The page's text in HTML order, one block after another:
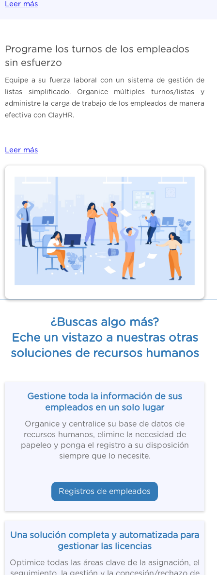
Leer más
Programe los turnos de los empleados
sin esfuerzo
Equipe a su fuerza laboral con un sistema de gestión de
listas simplificado. Organice múltiples turnos/listas y
administre la carga de trabajo de los empleados de manera
efectiva con ClayHR.
Leer más
¿Buscas algo más?
Eche un vistazo a nuestras otras
soluciones de recursos humanos
Gestione toda la información de sus
empleados en un solo lugar
Organice y centralice su base de datos de
recursos humanos, elimine la necesidad de
papeleo y ponga el registro a su disposición
siempre que lo necesite.
Registros de empleados
Una solución completa y automatizada para
gestionar las licencias
Optimice todas las áreas clave de la asignación, el